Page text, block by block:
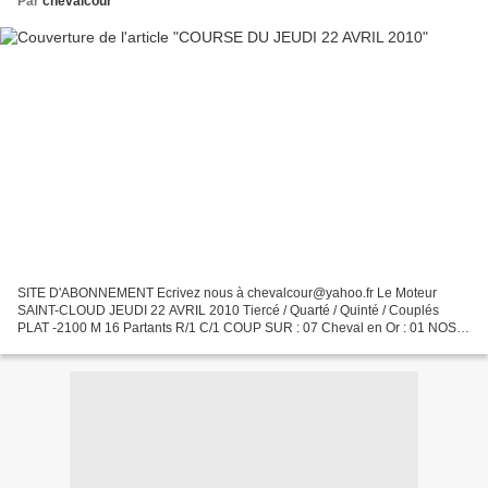
SITE D'ABONNEMENT Ecrivez nous à chevalcour@yahoo.fr Le Moteur
SAINT-CLOUD JEUDI 22 AVRIL 2010 Tiercé / Quarté / Quinté / Couplés
PLAT -2100 M 16 Partants R/1 C/1 COUP SUR : 07 Cheval en Or : 01 NOS